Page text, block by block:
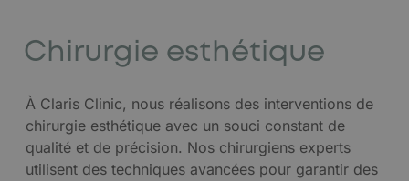
Chirurgie esthétique
À Claris Clinic, nous réalisons des interventions de
chirurgie esthétique avec un souci constant de
qualité et de précision. Nos chirurgiens experts
utilisent des techniques avancées pour garantir des